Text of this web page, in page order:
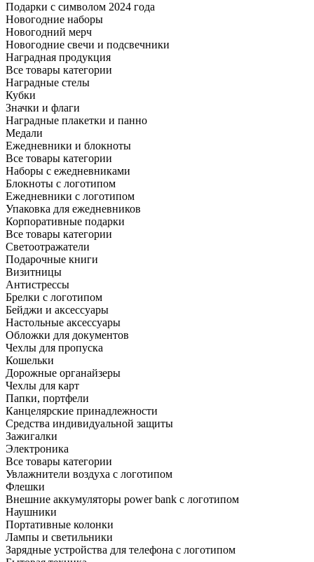
Подарки с символом 2024 года
Новогодние наборы
Новогодний мерч
Новогодние свечи и подсвечники
Наградная продукция
Все товары категории
Наградные стелы
Кубки
Значки и флаги
Наградные плакетки и панно
Медали
Ежедневники и блокноты
Все товары категории
Наборы с ежедневниками
Блокноты с логотипом
Ежедневники с логотипом
Упаковка для ежедневников
Корпоративные подарки
Все товары категории
Светоотражатели
Подарочные книги
Визитницы
Антистрессы
Брелки с логотипом
Бейджи и аксессуары
Настольные аксессуары
Обложки для документов
Чехлы для пропуска
Кошельки
Дорожные органайзеры
Чехлы для карт
Папки, портфели
Канцелярские принадлежности
Средства индивидуальной защиты
Зажигалки
Электроника
Все товары категории
Увлажнители воздуха с логотипом
Флешки
Внешние аккумуляторы power bank с логотипом
Наушники
Портативные колонки
Лампы и светильники
Зарядные устройства для телефона с логотипом